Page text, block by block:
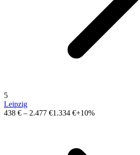
5
Leipzig
438 € – 2.477 €1.334 €+10%